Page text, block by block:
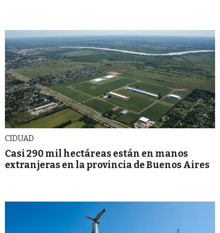
CIDUAD
Casi 290 mil hectáreas están en manos
extranjeras en la provincia de Buenos Aires